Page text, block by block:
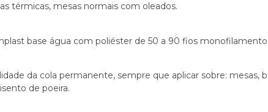
térmicas, mesas normais com oleados.
base água com poliéster de 50 a 90 fios monofilamento.
da cola permanente, sempre que aplicar sobre: mesas,
de poeira.